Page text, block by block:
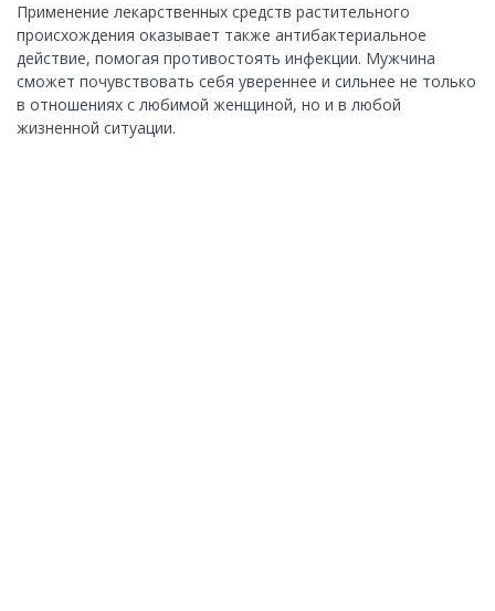
Применение лекарственных средств растительного
происхождения оказывает также антибактериальное
действие, помогая противостоять инфекции. Мужчина
сможет почувствовать себя увереннее и сильнее не только
в отношениях с любимой женщиной, но и в любой
жизненной ситуации.